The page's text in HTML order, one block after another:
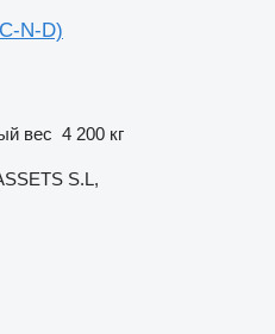
N-D)
вес 4 200 кг
S.L,